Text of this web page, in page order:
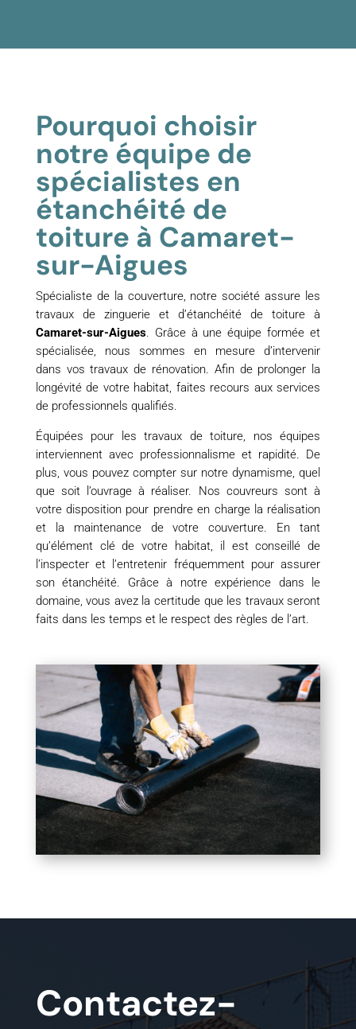
Pourquoi choisir
notre équipe de
spécialistes en
étanchéité de
toiture à Camaret-
sur-Aigues
Spécialiste de la couverture, notre société assure les
travaux de zinguerie et d’étanchéité de toiture à
Camaret-sur-Aigues. Grâce à une équipe formée et
spécialisée, nous sommes en mesure d’intervenir
dans vos travaux de rénovation. Afin de prolonger la
longévité de votre habitat, faites recours aux services
de professionnels qualifiés.
Équipées pour les travaux de toiture, nos équipes
interviennent avec professionnalisme et rapidité. De
plus, vous pouvez compter sur notre dynamisme, quel
que soit l’ouvrage à réaliser. Nos couvreurs sont à
votre disposition pour prendre en charge la réalisation
et la maintenance de votre couverture. En tant
qu’élément clé de votre habitat, il est conseillé de
l’inspecter et l’entretenir fréquemment pour assurer
son étanchéité. Grâce à notre expérience dans le
domaine, vous avez la certitude que les travaux seront
faits dans les temps et le respect des règles de l’art.
Contactez-